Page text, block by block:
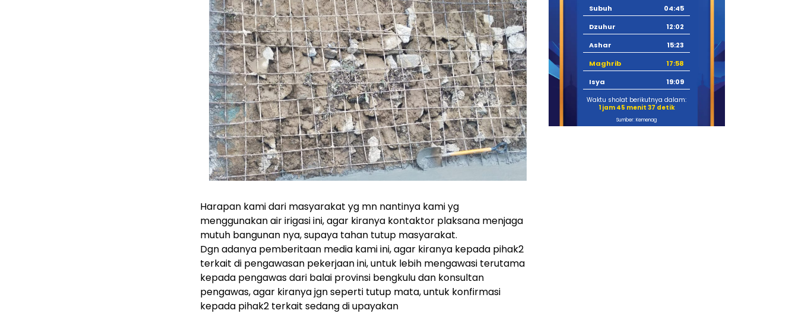
Harapan kami dari masyarakat yg mn nantinya kami yg
menggunakan air irigasi ini, agar kiranya kontaktor plaksana menjaga
mutuh bangunan nya, supaya tahan tutup masyarakat.
Dgn adanya pemberitaan media kami ini, agar kiranya kepada pihak2
terkait di pengawasan pekerjaan ini, untuk lebih mengawasi terutama
kepada pengawas dari balai provinsi bengkulu dan konsultan
pengawas, agar kiranya jgn seperti tutup mata, untuk konfirmasi
kepada pihak2 terkait sedang di upayakan
Subuh
04:45
Dzuhur
12:02
Ashar
15:23
Maghrib
17:58
Isya
19:09
Waktu sholat berikutnya dalam:
1 jam 45 menit 36 detik
Sumber: Kemenag